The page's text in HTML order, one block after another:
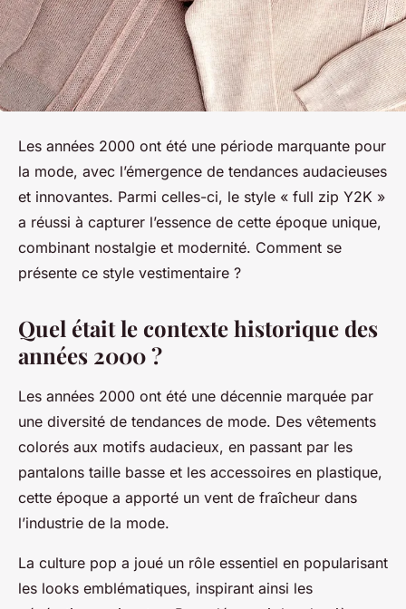
Les années 2000 ont été une période marquante pour
la mode, avec l’émergence de tendances audacieuses
et innovantes. Parmi celles-ci, le style « full zip Y2K »
a réussi à capturer l’essence de cette époque unique,
combinant nostalgie et modernité. Comment se
présente ce style vestimentaire ?
Quel était le contexte historique des
années 2000 ?
Les années 2000 ont été une décennie marquée par
une diversité de tendances de mode. Des vêtements
colorés aux motifs audacieux, en passant par les
pantalons taille basse et les accessoires en plastique,
cette époque a apporté un vent de fraîcheur dans
l’industrie de la mode.
La culture pop a joué un rôle essentiel en popularisant
les looks emblématiques, inspirant ainsi les